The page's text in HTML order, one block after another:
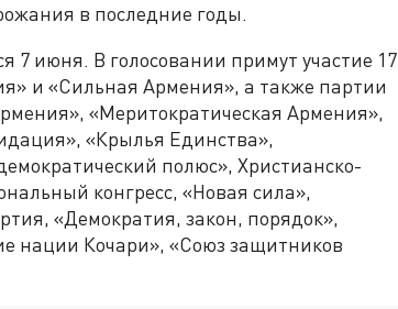
в последние годы.
7 июня. В голосовании примут участие 17
и «Сильная Армения», а также партии
«Меритократическая Армения»,
«Крылья Единства»,
полюс», Христианско-
конгресс, «Новая сила»,
«Демократия, закон, порядок»,
нации Кочари», «Союз защитников